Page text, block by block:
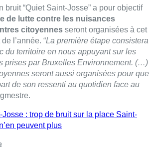
bruit “Quiet Saint-Josse” a pour objectif
de lutte contre les nuisances
citoyennes seront organisées à cet
l’année. “La première étape consistera
du territoire en nous appuyant sur les
prises par Bruxelles Environnement. (…)
seront aussi organisées pour que
de son ressenti au quotidien face au
Josse : trop de bruit sur la place Saint-
peuvent plus